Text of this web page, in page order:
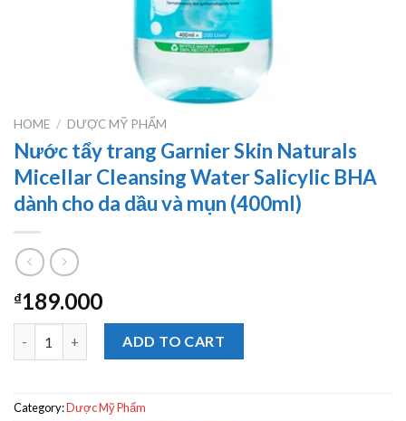
HOME / DƯỢC MỸ PHẨM
Nước tẩy trang Garnier Skin Naturals
Micellar Cleansing Water Salicylic BHA
dành cho da dầu và mụn (400ml)
₫189.000
Nước tẩy trang Garnier Skin Naturals Micellar Cleansing
ADD TO CART
Category:Dược Mỹ Phẩm